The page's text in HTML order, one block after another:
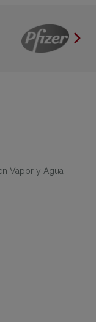
Vapor y Agua